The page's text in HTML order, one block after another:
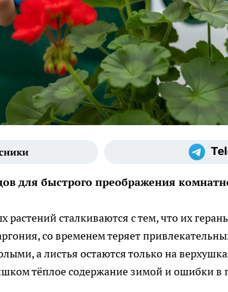
для быстрого преображения
сталкиваются с тем, что их
со временем теряет
а листья остаются только на
тёплое содержание зимой и ошибки в